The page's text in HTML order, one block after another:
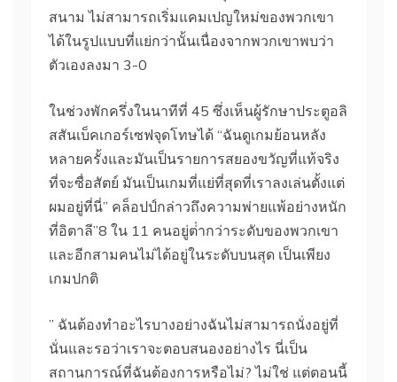
สนาม ไม่สามารถเริ่มแคมเปญใหม่ของพวกเขา
ได้ในรูปแบบที่แย่กว่านั้นเนื่องจากพวกเขาพบว่า
ตัวเองลงมา 3-0
ในช่วงพักครึ่งในนาทีที่ 45 ซึ่งเห็นผู้รักษาประตูอลิ
สสันเบ็คเกอร์เซฟจุดโทษได้ “ฉันดูเกมย้อนหลัง
หลายครั้งและมันเป็นรายการสยองขวัญที่แท้จริง
ที่จะซื่อสัตย์ มันเป็นเกมที่แย่ที่สุดที่เราลงเล่นตั้งแต่
ผมอยู่ที่นี่” คล็อปป์กล่าวถึงความพ่ายแพ้อย่างหนัก
ที่อิตาลี”8 ใน 11 คนอยู่ต่ํากว่าระดับของพวกเขา
และอีกสามคนไม่ได้อยู่ในระดับบนสุด เป็นเพียง
เกมปกติ
” ฉันต้องทําอะไรบางอย่างฉันไม่สามารถนั่งอยู่ที่
นั่นและรอว่าเราจะตอบสนองอย่างไร นี่เป็น
สถานการณ์ที่ฉันต้องการหรือไม่? ไม่ใช่ แต่ตอนนี้